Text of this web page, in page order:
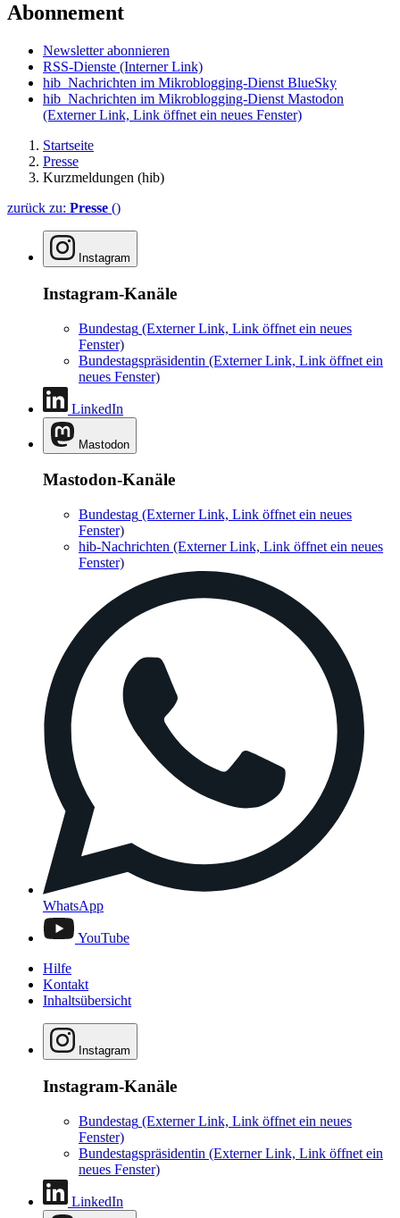
Abonnement
Newsletter abonnieren
RSS-Dienste (Interner Link)
hib_Nachrichten im Mikroblogging-Dienst BlueSky
hib_Nachrichten im Mikroblogging-Dienst Mastodon
(Externer Link, Link öffnet ein neues Fenster)
Startseite
Presse
Kurzmeldungen (hib)
zurück zu: Presse ()
Instagram
Instagram-Kanäle
Bundestag (Externer Link, Link öffnet ein neues
Fenster)
Bundestagspräsidentin (Externer Link, Link öffnet ein
neues Fenster)
LinkedIn
Mastodon
Mastodon-Kanäle
Bundestag (Externer Link, Link öffnet ein neues
Fenster)
hib-Nachrichten (Externer Link, Link öffnet ein neues
Fenster)
WhatsApp
YouTube
Hilfe
Kontakt
Inhaltsübersicht
Instagram
Instagram-Kanäle
Bundestag (Externer Link, Link öffnet ein neues
Fenster)
Bundestagspräsidentin (Externer Link, Link öffnet ein
neues Fenster)
LinkedIn